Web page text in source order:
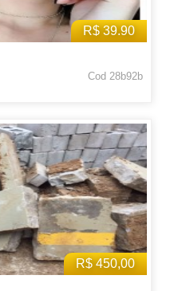
R$ 39.90
Cod 28b92b
R$ 450,00